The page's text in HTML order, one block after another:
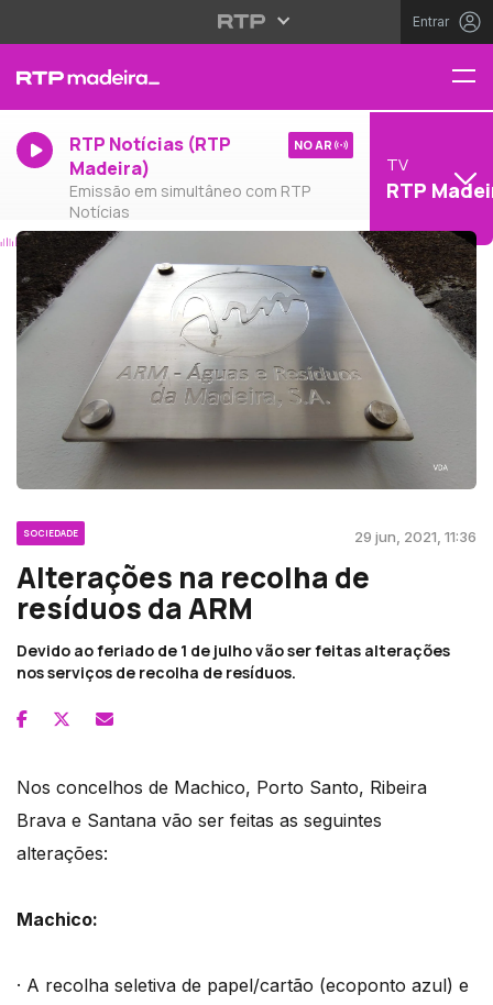
Entrar
RTP Notícias (RTP
Madeira)
Emissão em simultâneo com RTP
Notícias
NO AR
TV
RTP
SOCIEDADE 29 jun, 2021, 11:36
Alterações na recolha de
resíduos da ARM
Devido ao feriado de 1 de julho vão ser feitas alterações
nos serviços de recolha de resíduos.
Nos concelhos de Machico, Porto Santo, Ribeira
Brava e Santana vão ser feitas as seguintes
alterações:
Machico:
· A recolha seletiva de papel/cartão (ecoponto azul) e